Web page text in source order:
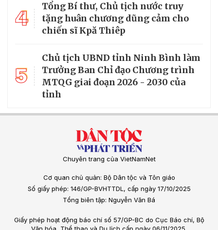
4
Tổng Bí thư, Chủ tịch nước truy
tặng huân chương dũng cảm cho
chiến sĩ Kpă Thiêp
5
Chủ tịch UBND tỉnh Ninh Bình làm
Trưởng Ban Chỉ đạo Chương trình
MTQG giai đoạn 2026 - 2030 của
tỉnh
Chuyên trang của VietNamNet
Cơ quan chủ quản: Bộ Dân tộc và Tôn giáo
Số giấy phép: 146/GP-BVHTTDL, cấp ngày 17/10/2025
Tổng biên tập: Nguyễn Văn Bá
Giấy phép hoạt động báo chí số 57/GP-BC do Cục Báo chí, Bộ